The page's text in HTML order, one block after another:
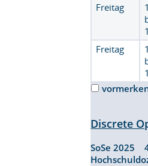
Freitag
Freitag
Discrete
SoSe 2025